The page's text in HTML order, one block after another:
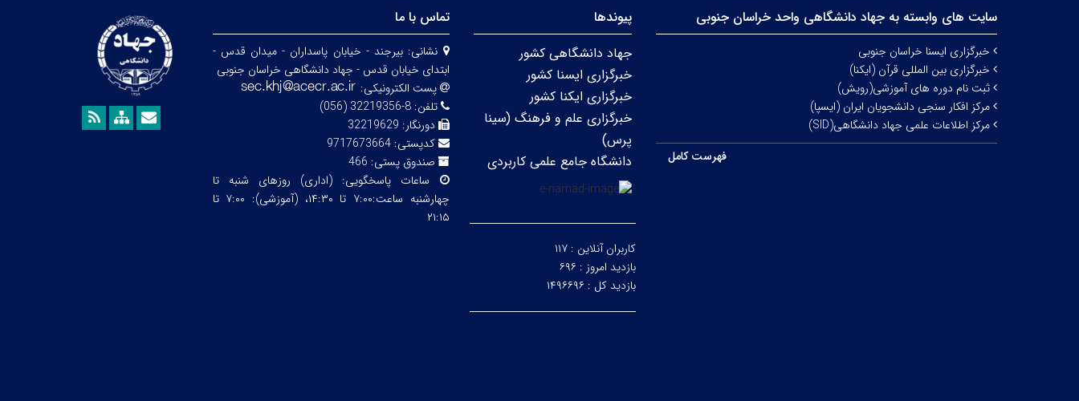
سایت های وابسته به جهاد دانشگاهی واحد خراسان جنوبی
خبرگزاری ایسنا خراسان جنوبی
خبرگزاری بین المللی قرآن (ایکنا)
ثبت نام دوره های آموزشی(رویش)
مرکز افکار سنجی دانشجویان ایران (ایسپا)
مرکز اطلاعات علمی جهاد دانشگاهی(SID)
فهرست کامل
پیوندها
جهاد دانشگاهی کشور
خبرگزاری ایسنا کشور
خبرگزاری ایکنا کشور
خبرگزاری علم و فرهنگ (سینا
پرس)
دانشگاه جامع علمی کاربردی
کاربران آنلاین : ۱۱۷
بازدید امروز : ۶۹۶
بازدید کل : ۱۴۹۶۶۹۶
تماس با ما
نشانی: بیرجند - خیابان پاسداران - میدان قدس -
ابتدای خیابان قدس - جهاد دانشگاهی خراسان جنوبی
پست الکترونیکی:
تلفن:8-32219356 (056)
دورنگار: 32219629
کدپستی:9717673664
صندوق پستی: 466
ساعات پاسخگویی: (اداری) روزهای شنبه تا
چهارشنبه ساعت:۷:۰۰ تا ۱۴:۳۰، (آموزشی): ۷:۰۰ تا
۲۱:۱۵